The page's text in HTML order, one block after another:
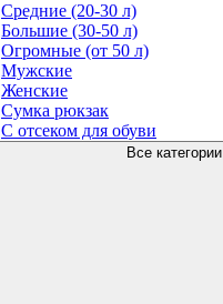
Средние (20-30 л)
Большие (30-50 л)
Огромные (от 50 л)
Мужские
Женские
Сумка рюкзак
С отсеком для обуви
Все категории